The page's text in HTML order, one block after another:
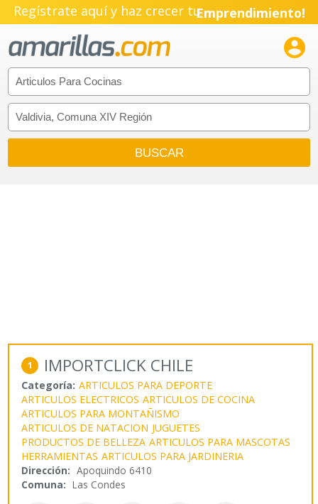
Regístrate aquí y haz crecer tu
Emprendimiento!

1 IMPORTCLICK CHILE
Categoría: ARTICULOS PARA DEPORTE
ARTICULOS ELECTRICOS ARTICULOS DE COCINA
ARTICULOS PARA MONTAÑISMO
ARTICULOS DE NATACION JUGUETES
PRODUCTOS DE BELLEZA ARTICULOS PARA MASCOTAS
HERRAMIENTAS ARTICULOS PARA JARDINERIA
Dirección: Apoquindo 6410
Comuna: Las Condes